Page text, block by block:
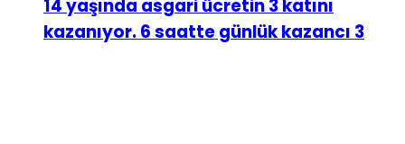
14 yaşında asgari ücretin 3 katını
kazanıyor. 6 saatte günlük kazancı 3